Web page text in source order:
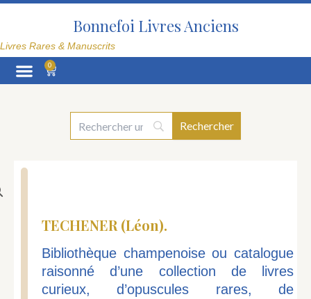
Aller
Bonnefoi Livres Anciens
Livres Rares & Manuscrits
0
Panier
TECHENER (Léon).
Bibliothèque champenoise ou catalogue
raisonné d’une collection de livres
curieux, d’opuscules rares, de